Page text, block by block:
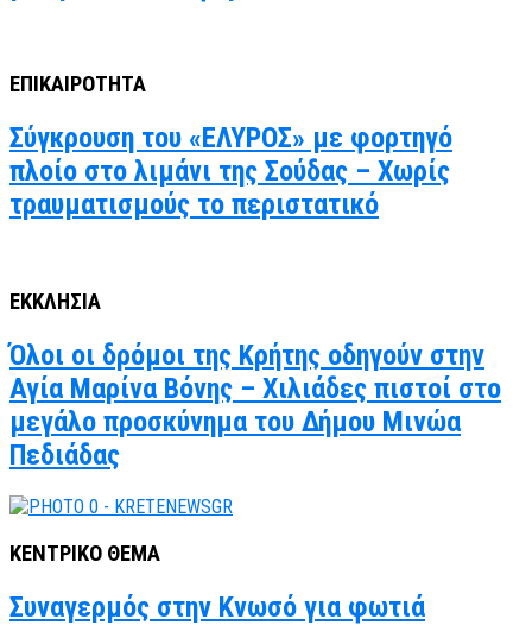
ΕΠΙΚΑΙΡΟΤΗΤΑ
Σύγκρουση του «ΕΛΥΡΟΣ» με φορτηγό
πλοίο στο λιμάνι της Σούδας – Χωρίς
τραυματισμούς το περιστατικό
ΕΚΚΛΗΣΙΑ
Όλοι οι δρόμοι της Κρήτης οδηγούν στην
Αγία Μαρίνα Βόνης – Χιλιάδες πιστοί στο
μεγάλο προσκύνημα του Δήμου Μινώα
Πεδιάδας
ΚΕΝΤΡΙΚΟ ΘΕΜΑ
Συναγερμός στην Κνωσό για φωτιά